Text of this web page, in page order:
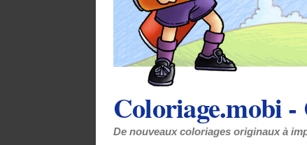
Coloriage.mobi
De nouveaux coloriages originaux à